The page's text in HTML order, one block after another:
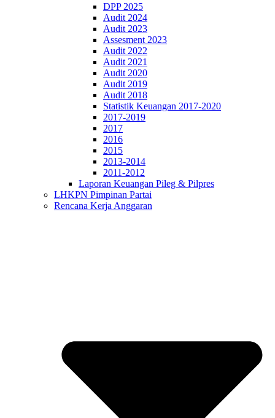
DPP 2025
Audit 2024
Audit 2023
Assesment 2023
Audit 2022
Audit 2021
Audit 2020
Audit 2019
Audit 2018
Statistik Keuangan 2017-2020
2017-2019
2017
2016
2015
2013-2014
2011-2012
Laporan Keuangan Pileg & Pilpres
LHKPN Pimpinan Partai
Rencana Kerja Anggaran